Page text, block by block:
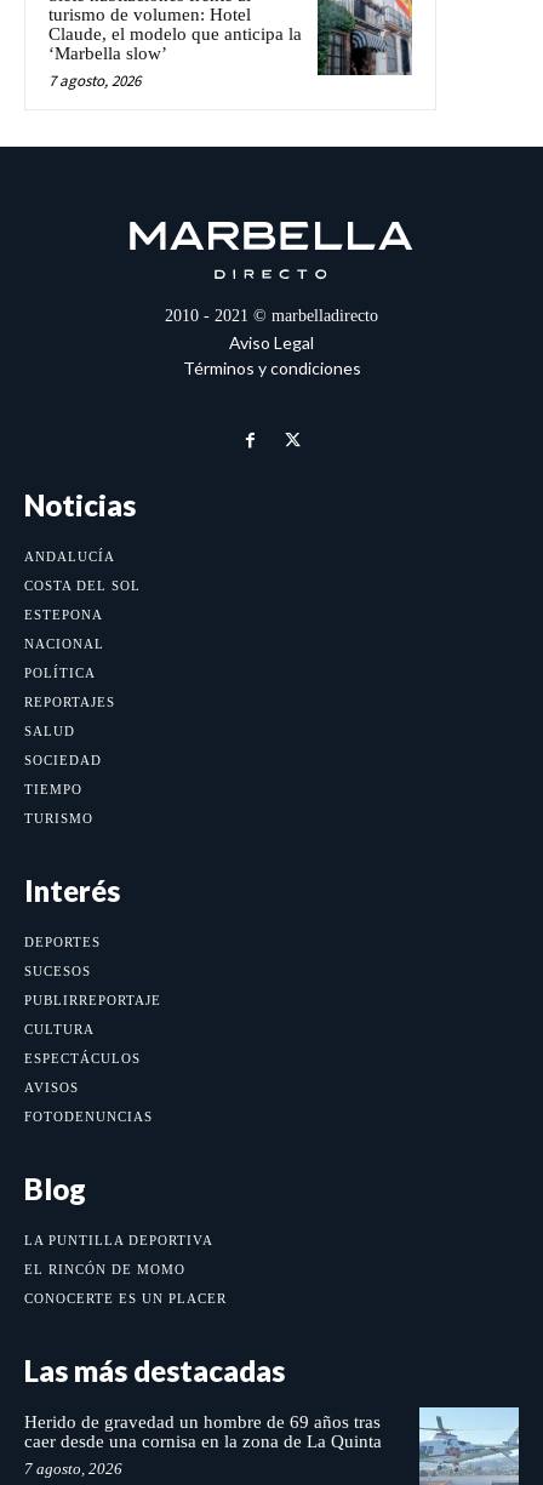
turismo de volumen: Hotel
Claude, el modelo que anticipa la
‘Marbella slow’
7 agosto, 2026
2010 - 2021 © marbelladirecto
Aviso Legal
Términos y condiciones
Noticias
ANDALUCÍA
COSTA DEL SOL
ESTEPONA
NACIONAL
POLÍTICA
REPORTAJES
SALUD
SOCIEDAD
TIEMPO
TURISMO
Interés
DEPORTES
SUCESOS
PUBLIRREPORTAJE
CULTURA
ESPECTÁCULOS
AVISOS
FOTODENUNCIAS
Blog
LA PUNTILLA DEPORTIVA
EL RINCÓN DE MOMO
CONOCERTE ES UN PLACER
Las más destacadas
Herido de gravedad un hombre de 69 años tras
caer desde una cornisa en la zona de La Quinta
7 agosto, 2026